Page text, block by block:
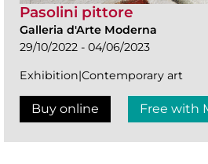
Pasolini pittore
Galleria d'Arte Moderna
29/10/2022 - 04/06/2023
Exhibition|Contemporary art
Buy online Free with